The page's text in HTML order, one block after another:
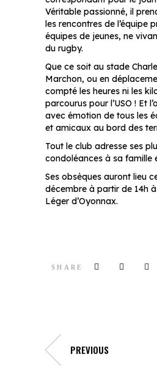
Véritable passionné, il
les rencontres de l’équipe
équipes de jeunes, ne
du rugby.
Que ce soit au stade
Marchon, ou en
compté les heures ni les
parcourus pour l’USO ! Et
avec émotion de tous les
et amicaux au bord des
Tout le club adresse ses
condoléances à sa famille
Ses obsèques auront lieu
décembre à partir de 14h à
Léger d’Oyonnax.
SHARE
PREVIOUS